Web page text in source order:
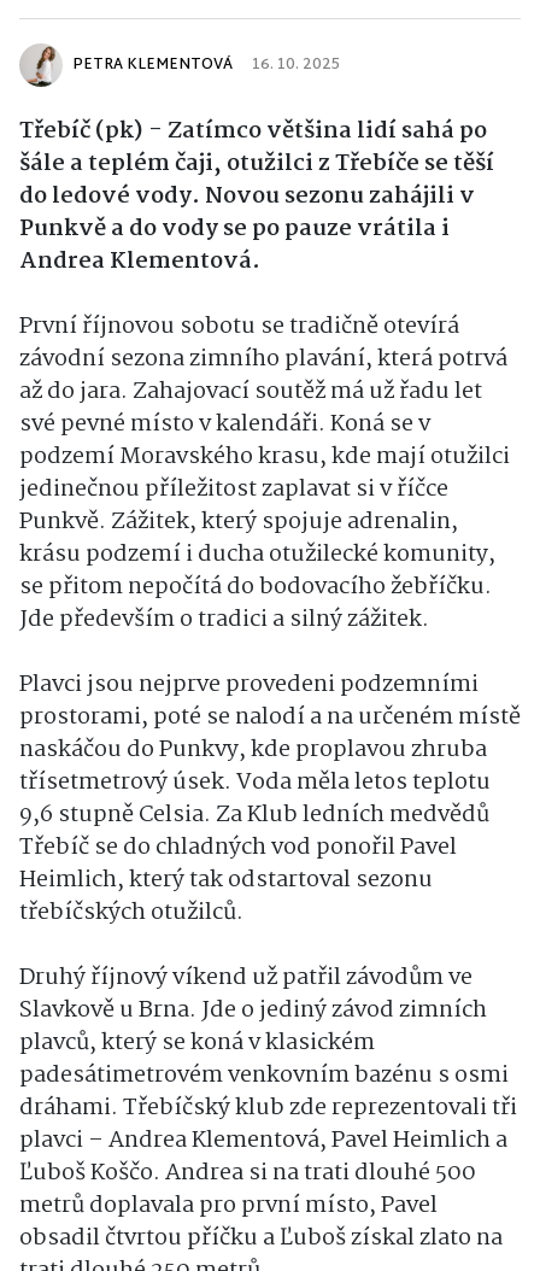
PETRA KLEMENTOVÁ 16. 10. 2025
Třebíč (pk) - Zatímco většina lidí sahá po
šále a teplém čaji, otužilci z Třebíče se těší
do ledové vody. Novou sezonu zahájili v
Punkvě a do vody se po pauze vrátila i
Andrea Klementová.
První říjnovou sobotu se tradičně otevírá
závodní sezona zimního plavání, která potrvá
až do jara. Zahajovací soutěž má už řadu let
své pevné místo v kalendáři. Koná se v
podzemí Moravského krasu, kde mají otužilci
jedinečnou příležitost zaplavat si v říčce
Punkvě. Zážitek, který spojuje adrenalin,
krásu podzemí i ducha otužilecké komunity,
se přitom nepočítá do bodovacího žebříčku.
Jde především o tradici a silný zážitek.
Plavci jsou nejprve provedeni podzemními
prostorami, poté se nalodí a na určeném místě
naskáčou do Punkvy, kde proplavou zhruba
třísetmetrový úsek. Voda měla letos teplotu
9,6 stupně Celsia. Za Klub ledních medvědů
Třebíč se do chladných vod ponořil Pavel
Heimlich, který tak odstartoval sezonu
třebíčských otužilců.
Druhý říjnový víkend už patřil závodům ve
Slavkově u Brna. Jde o jediný závod zimních
plavců, který se koná v klasickém
padesátimetrovém venkovním bazénu s osmi
dráhami. Třebíčský klub zde reprezentovali tři
plavci – Andrea Klementová, Pavel Heimlich a
Ľuboš Koščo. Andrea si na trati dlouhé 500
metrů doplavala pro první místo, Pavel
obsadil čtvrtou příčku a Ľuboš získal zlato na